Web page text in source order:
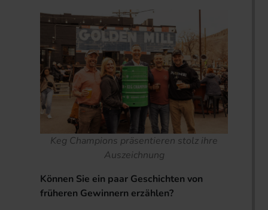
Keg Champions präsentieren stolz ihre
Auszeichnung
Können Sie ein paar Geschichten von
früheren Gewinnern erzählen?